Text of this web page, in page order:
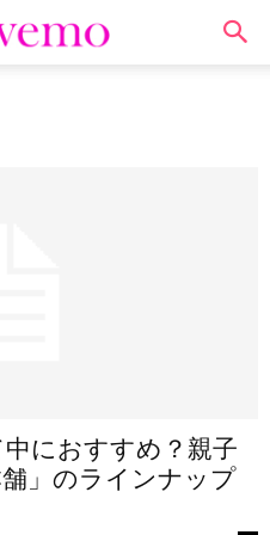
におすすめ？親子
」のラインナップ